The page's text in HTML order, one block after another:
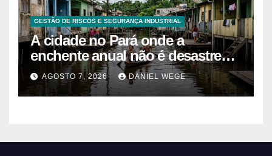
GESTÃO DE RISCOS E SEGURANÇA INDUSTRIAL
A cidade no Pará onde a
enchente anual não é desastre
mas calendário, as casas são
projetadas com o primeiro andar
descartável, o comércio sobe as
constrói nessa lógica há 40 anos
AGOSTO 7, 2026 DANIEL WEGE